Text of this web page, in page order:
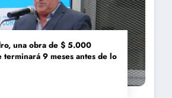
una obra de $ 5.000
terminará 9 meses antes de lo